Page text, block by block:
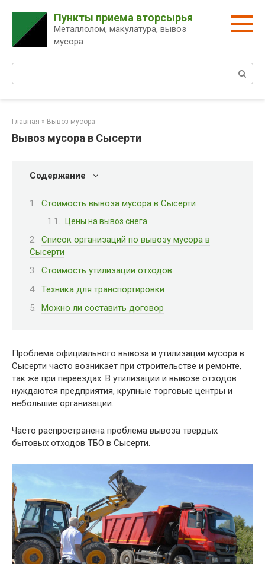
контенту
Пункты приема вторсырья
Металлолом, макулатура, вывоз
мусора
Главная » Вывоз мусора
Вывоз мусора в Сысерти
Содержание
Стоимость вывоза мусора в Сысерти
Цены на вывоз снега
Список организаций по вывозу мусора в
Сысерти
Стоимость утилизации отходов
Техника для транспортировки
Можно ли составить договор
Проблема официального вывоза и утилизации мусора в
Сысерти часто возникает при строительстве и ремонте,
так же при переездах. В утилизации и вывозе отходов
нуждаются предприятия, крупные торговые центры и
небольшие организации.
Часто распространена проблема вывоза твердых
бытовых отходов ТБО в Сысерти.